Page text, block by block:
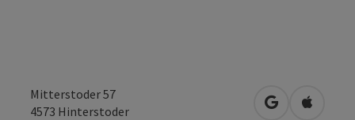
Mitterstoder 57
4573 Hinterstoder in Google
in